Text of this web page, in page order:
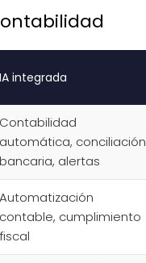
IA integrada
Contabilidad
automática, conciliación
bancaria, alertas
Automatización
contable, cumplimiento
fiscal